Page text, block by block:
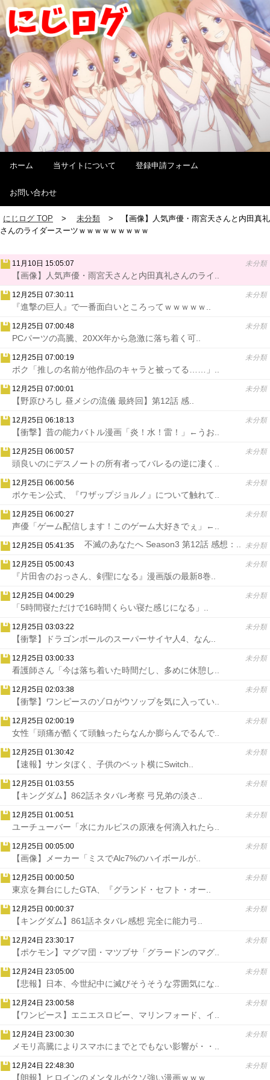
ホーム 当サイトについて 登録申請フォーム
お問い合わせ
にじログ TOP 未分類
【画像】人気声優・雨宮天さんと内田真礼
さんのライダースーツｗｗｗｗｗｗｗｗｗ
11月10日 15:05:07 未分類
【画像】人気声優・雨宮天さんと内田真礼さんのライ..
12月25日 07:30:11 未分類
『進撃の巨人』で一番面白いところってｗｗｗｗｗ..
12月25日 07:00:48 未分類
PCパーツの高騰、20XX年から急激に落ち着く可..
12月25日 07:00:19 未分類
ボク「推しの名前が他作品のキャラと被ってる……」..
12月25日 07:00:01 未分類
【野原ひろし 昼メシの流儀 最終回】第12話 感..
12月25日 06:18:13 未分類
【衝撃】昔の能力バトル漫画「炎！水！雷！」←うお..
12月25日 06:00:57 未分類
頭良いのにデスノートの所有者ってバレるの逆に凄く..
12月25日 06:00:56 未分類
ポケモン公式、『ワザップジョルノ』について触れて..
12月25日 06:00:27 未分類
声優「ゲーム配信します！このゲーム大好きでぇ」←..
12月25日 05:41:35 未分類
不滅のあなたへ Season3 第12話 感想：..
12月25日 05:00:43 未分類
『片田舎のおっさん、剣聖になる』漫画版の最新8巻..
12月25日 04:00:29 未分類
「5時間寝ただけで16時間くらい寝た感じになる」..
12月25日 03:03:22 未分類
【衝撃】ドラゴンボールのスーパーサイヤ人4、なん..
12月25日 03:00:33 未分類
看護師さん「今は落ち着いた時間だし、多めに休憩し..
12月25日 02:03:38 未分類
【衝撃】ワンピースのゾロがウソップを気に入ってい..
12月25日 02:00:19 未分類
女性「頭痛が酷くて頭触ったらなんか膨らんでるんで..
12月25日 01:30:42 未分類
【速報】サンタぼく、子供のベット横にSwitch..
12月25日 01:03:55 未分類
【キングダム】862話ネタバレ考察 弓兄弟の淡さ..
12月25日 01:00:51 未分類
ユーチューバー「水にカルピスの原液を何滴入れたら..
12月25日 00:05:00 未分類
【画像】メーカー「ミスでAlc7%のハイボールが..
12月25日 00:00:50 未分類
東京を舞台にしたGTA、『グランド・セフト・オー..
12月25日 00:00:37 未分類
【キングダム】861話ネタバレ感想 完全に能力弓..
12月24日 23:30:17 未分類
【ポケモン】マグマ団・マツブサ「グラードンのマグ..
12月24日 23:05:00 未分類
【悲報】日本、今世紀中に滅びそうそうな雰囲気にな..
12月24日 23:00:58 未分類
【ワンピース】エニエスロビー、マリンフォード、イ..
12月24日 23:00:30 未分類
メモリ高騰によりスマホにまでとでもない影響が・・..
12月24日 22:48:30 未分類
【朗報】ヒロインのメンタルがクソ強い漫画ｗｗｗ..